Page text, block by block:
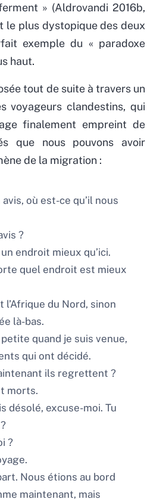
» (Aldrovandi 2016b,
le plus dystopique des deux
exemple du « paradoxe
haut.
tout de suite à travers un
voyageurs clandestins, qui
finalement empreint de
que nous pouvons avoir
de la migration :
où est-ce qu’il nous
?
endroit mieux qu’ici.
quel endroit est mieux
l’Afrique du Nord, sinon
là-bas.
petite quand je suis venue,
qui ont décidé.
ils regrettent ?
morts.
désolé, excuse-moi. Tu
?
Nous étions au bord
maintenant, mais